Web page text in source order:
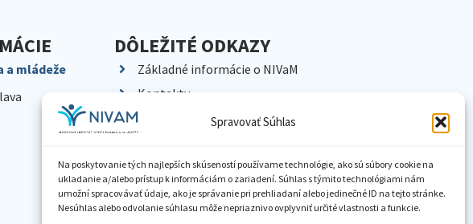
Spravovať Súhlas
Na poskytovanie tých najlepších skúseností používame technológie, ako sú súbory cookie na
ukladanie a/alebo prístup k informáciám o zariadení. Súhlas s týmito technológiami nám
umožní spracovávať údaje, ako je správanie pri prehliadaní alebo jedinečné ID na tejto stránke.
Nesúhlas alebo odvolanie súhlasu môže nepriaznivo ovplyvniť určité vlastnosti a funkcie.
a mládeže
DÔLEŽITÉ ODKAZY
Základné informácie o NIVaM
Kontakty
Kariéra
Pracoviská NIVaM
Dokumenty inštitúcie
Knižnica